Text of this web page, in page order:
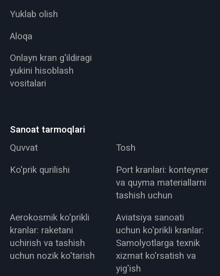
Yuklab olish
Aloqa
Onlayn kran g'ildiragi
yukini hisoblash
vositalari
Sanoat tarmoqlari
Quvvat
Tosh
Ko'prik qurilishi
Port kranlari: konteyner
va quyma materiallarni
tashish uchun
Aerokosmik ko'prikli
kranlar: raketani
uchirish va tashish
uchun nozik ko'tarish
Aviatsiya sanoati
uchun ko'prikli kranlar:
Samolyotlarga texnik
xizmat ko'rsatish va
yig'ish